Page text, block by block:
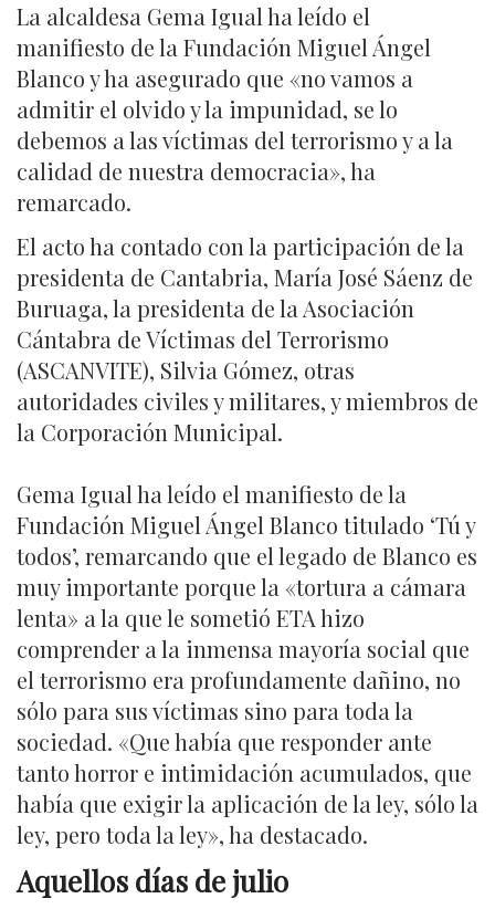
La alcaldesa Gema Igual ha leído el
manifiesto de la Fundación Miguel Ángel
Blanco y ha asegurado que «no vamos a
admitir el olvido y la impunidad, se lo
debemos a las víctimas del terrorismo y a la
calidad de nuestra democracia», ha
remarcado.
El acto ha contado con la participación de la
presidenta de Cantabria, María José Sáenz de
Buruaga, la presidenta de la Asociación
Cántabra de Víctimas del Terrorismo
(ASCANVITE), Silvia Gómez, otras
autoridades civiles y militares, y miembros de
la Corporación Municipal.
Gema Igual ha leído el manifiesto de la
Fundación Miguel Ángel Blanco titulado ‘Tú y
todos’, remarcando que el legado de Blanco es
muy importante porque la «tortura a cámara
lenta» a la que le sometió ETA hizo
comprender a la inmensa mayoría social que
el terrorismo era profundamente dañino, no
sólo para sus víctimas sino para toda la
sociedad. «Que había que responder ante
tanto horror e intimidación acumulados, que
había que exigir la aplicación de la ley, sólo la
ley, pero toda la ley», ha destacado.
Aquellos días de julio